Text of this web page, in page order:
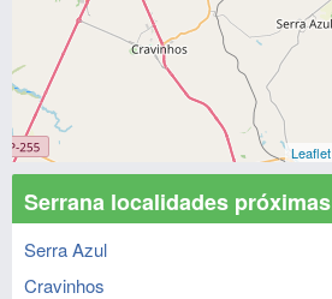
Leaflet
Serrana localidades próximas
Serra Azul
Cravinhos